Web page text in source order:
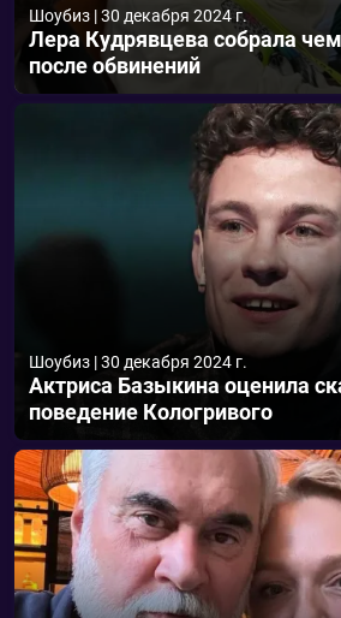
Шоубиз |30 декабря 2024 г.
Лера Кудрявцева собрала
после обвинений
Шоубиз |30 декабря 2024 г.
Актриса Базыкина оценила
поведение Кологривого